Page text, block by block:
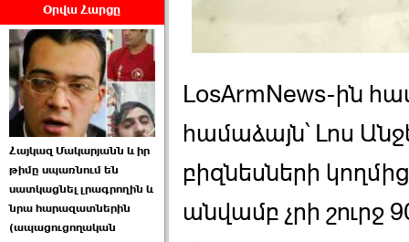
2026-07-04 10:40:00
Սահմանադրական
դատարանը մերժեց ›››
2026-07-02 00:39:00
Օրվա Հարցը
Հայկազ Մակարյանն և իր
թիմը սպառնում են
սատկացնել լրագրողին և
նրա հարազատներին
(ապացուցողական
LosArmNews-ին
համաձայն՝ Լոս
բիզնեսների
անվամբ չրի շուրջ